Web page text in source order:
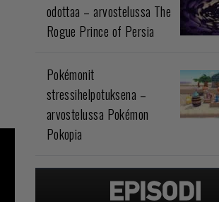
odottaa – arvostelussa The
Rogue Prince of Persia
Pokémonit
stressihelpotuksena –
arvostelussa Pokémon
Pokopia